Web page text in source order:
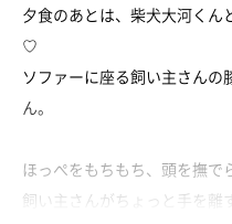
夕食のあとは、柴犬大河くん
♡
ソファーに座る飼い主さんの
ん。
ほっぺをもちもち、頭を撫
飼い主さんがちょっと手を離